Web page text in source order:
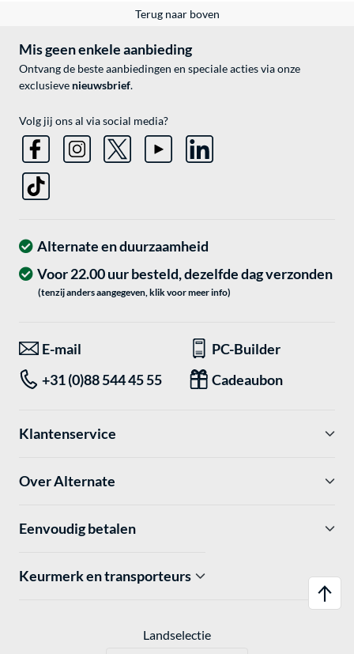
Terug naar boven
Mis geen enkele aanbieding
Ontvang de beste aanbiedingen en speciale acties via onze
exclusieve nieuwsbrief.
Volg jij ons al via social media?
Alternate en duurzaamheid
Voor 22.00 uur besteld, dezelfde dag verzonden
(tenzij anders aangegeven, klik voor meer info)
E-mail
PC-Builder
+31 (0)88 544 45 55
Cadeaubon
Klantenservice
Over Alternate
Eenvoudig betalen
Keurmerk en transporteurs
Landselectie